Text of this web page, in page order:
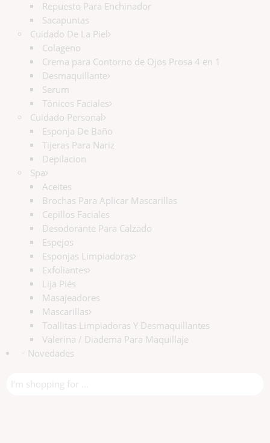
Repuesto Para Enchinador
Sacapuntas
Cuidado De La Piel
Colageno
Crema para Contorno de Ojos Prosa 4 en 1
Desmaquillante
Serum
Tónicos Faciales
Cuidado Personal
Esponja De Baño
Tijeras Para Nariz
Depilacion
Spa
Aceites
Brochas Para Aplicar Mascarillas
Cepillos Faciales
Desodorante Para Calzado
Espejos
Esponjas Limpiadoras
Exfoliantes
Lija Piés
Masajeadores
Mascarillas
Toallitas Limpiadoras Y Desmaquillantes
Valerina / Diadema Para Maquillaje
Novedades